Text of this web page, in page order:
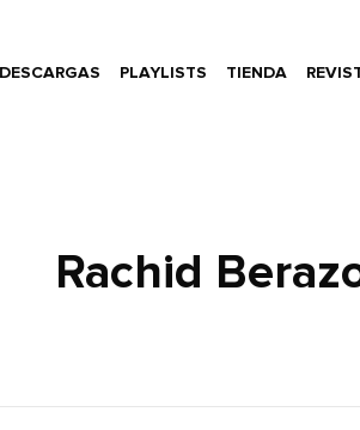
DESCARGAS PLAYLISTS TIENDA
Rachid